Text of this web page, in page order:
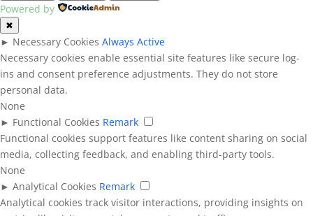
Powered by
✖
► Necessary Cookies Always Active
Necessary cookies enable essential site features like secure log-
ins and consent preference adjustments. They do not store
personal data.
None
► Functional Cookies Remark
Functional cookies support features like content sharing on social
media, collecting feedback, and enabling third-party tools.
None
► Analytical Cookies Remark
Analytical cookies track visitor interactions, providing insights on